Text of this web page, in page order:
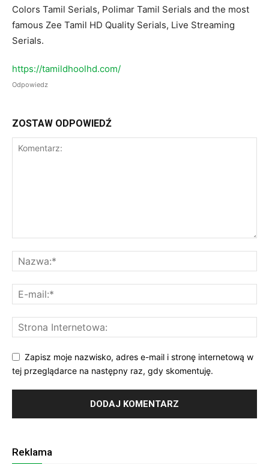
Colors Tamil Serials, Polimar Tamil Serials and the most
famous Zee Tamil HD Quality Serials, Live Streaming
Serials.
https://tamildhoolhd.com/
Odpowiedz
ZOSTAW ODPOWIEDŹ
Zapisz moje nazwisko, adres e-mail i stronę internetową w
tej przeglądarce na następny raz, gdy skomentuję.
Reklama